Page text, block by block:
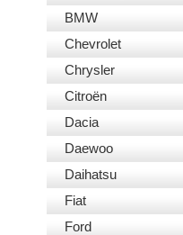
BMW
Chevrolet
Chrysler
Citroën
Dacia
Daewoo
Daihatsu
Fiat
Ford